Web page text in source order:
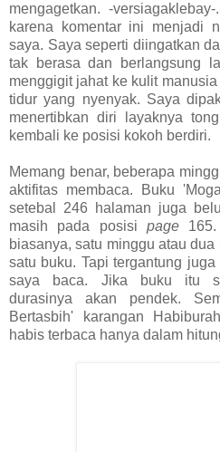
mengagetkan. -
karena komentar ini menjadi
saya. Saya seperti diingatkan
tak berasa dan berlangsung
menggigit jahat ke kulit
tidur yang nyenyak. Saya
menertibkan diri layaknya
kembali ke posisi kokoh berdiri.
Memang benar, beberapa
aktifitas membaca. Buku
setebal 246 halaman juga
masih pada posisi page165.
biasanya, satu minggu atau
satu buku. Tapi tergantung
saya baca. Jika buku itu
durasinya akan pendek.
Bertasbih' karangan
habis terbaca hanya dalam